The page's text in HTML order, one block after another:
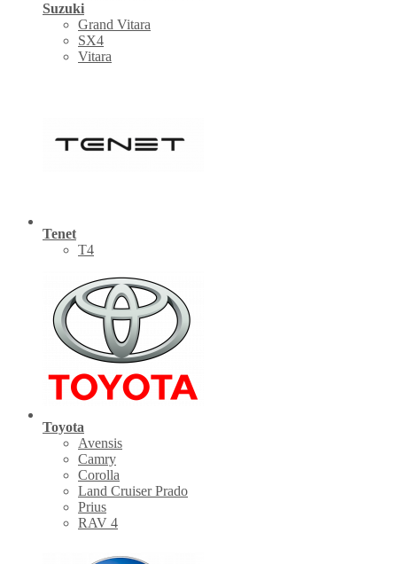
Suzuki
Grand Vitara
SX4
Vitara
Tenet
Т4
Toyota
Avensis
Camry
Corolla
Land Cruiser Prado
Prius
RAV 4